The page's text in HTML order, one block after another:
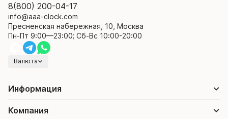
8(800) 200-04-17
info@aaa-clock.com
Пресненская набережная, 10, Москва
Пн-Пт 9:00—23:00; Сб-Вс 10:00-20:00
Валюта
Информация
Компания